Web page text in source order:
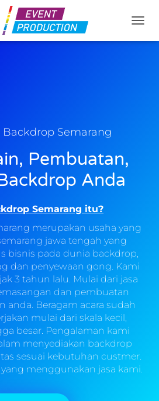
Backdrop Semarang
Pembuatan,
Anda
Semarang itu?
merupakan usaha yang
jawa tengah yang
bisnis pada dunia backdrop,
dan penyewaan gong. Kami
3 tahun lalu. Mulai dari jasa
dan pembuatan
anda. Beragam acara sudah
mulai dari skala kecil,
besar. Pengalaman kami
menyediakan backdrop
sesuai kebutuhan custmer.
menggunakan jasa kami.